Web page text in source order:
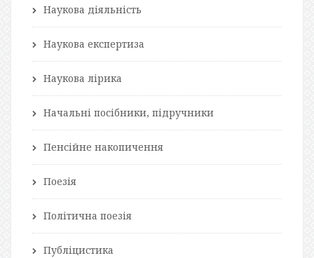
Наукова діяльність
Наукова експертиза
Наукова лірика
Начальні посібники, підручники
Пенсійне накопичення
Поезія
Політична поезія
Публіцистика